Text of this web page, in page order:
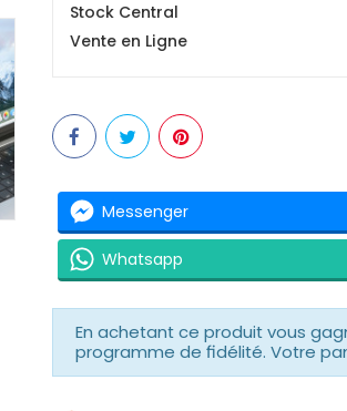
Stock Central
Vente en Ligne
Messenger
Whatsapp
En achetant ce produit vous
programme de fidélité. Votre